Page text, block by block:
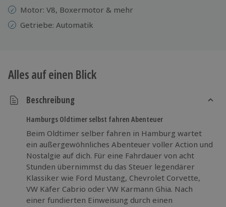
Motor: V8, Boxermotor & mehr
Getriebe: Automatik
Alles auf einen Blick
Beschreibung
Hamburgs Oldtimer selbst fahren Abenteuer
Beim Oldtimer selber fahren in Hamburg wartet
ein außergewöhnliches Abenteuer voller Action und
Nostalgie auf dich. Für eine Fahrdauer von acht
Stunden übernimmst du das Steuer legendärer
Klassiker wie Ford Mustang, Chevrolet Corvette,
VW Käfer Cabrio oder VW Karmann Ghia. Nach
einer fundierten Einweisung durch einen